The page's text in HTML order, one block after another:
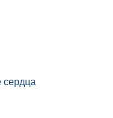
сердца